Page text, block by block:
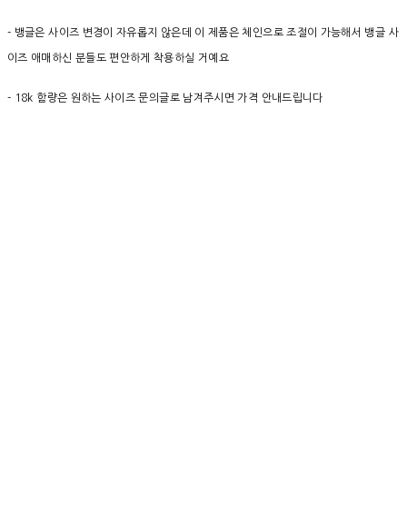
- 뱅글은 사이즈 변경이 자유롭지 않은데 이 제품은 체인으로 조절이 가능해서 뱅글 사
이즈 애매하신 분들도 편안하게 착용하실 거예요
- 18k 함량은 원하는 사이즈 문의글로 남겨주시면 가격 안내드립니다